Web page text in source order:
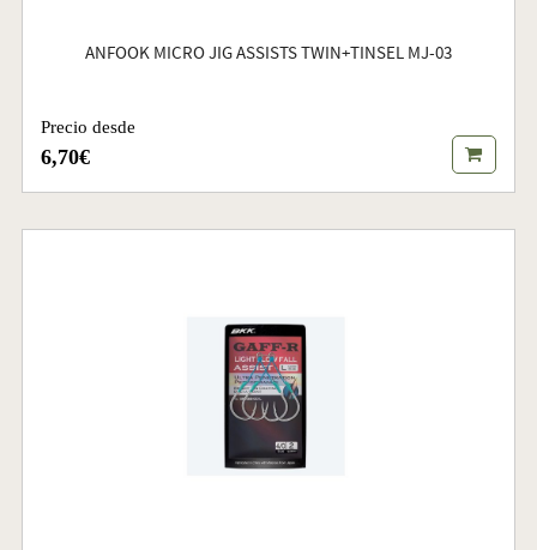
ANFOOK MICRO JIG ASSISTS TWIN+TINSEL MJ-03
Precio desde
6,70€